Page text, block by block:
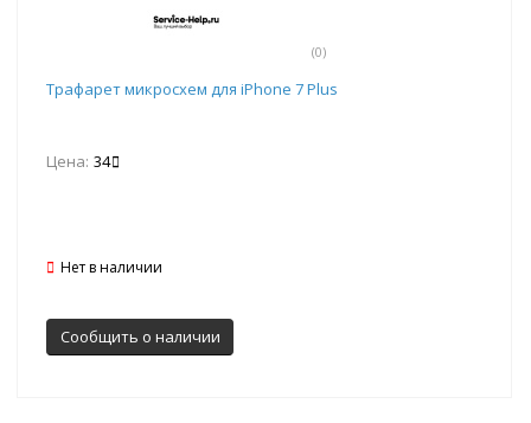
(0)
Трафарет микросхем для iPhone 7 Plus
Цена: 34
Нет в наличии
Сообщить о наличии